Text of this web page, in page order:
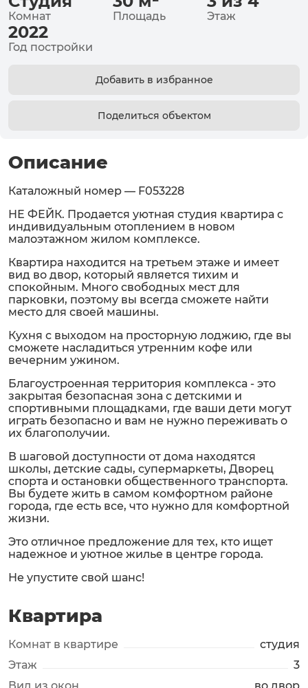
Комнат Площадь Этаж
2022
Год постройки
Добавить в избранное
Поделиться объектом
Описание
Каталожный номер — F053228
НЕ ФЕЙК. Продается уютная студия квартира с
индивидуальным отоплением в новом
малоэтажном жилом комплексе.
Квартира находится на третьем этаже и имеет
вид во двор, который является тихим и
спокойным. Много свободных мест для
парковки, поэтому вы всегда сможете найти
место для своей машины.
Кухня с выходом на просторную лоджию, где вы
сможете насладиться утренним кофе или
вечерним ужином.
Благоустроенная территория комплекса - это
закрытая безопасная зона с детскими и
спортивными площадками, где ваши дети могут
играть безопасно и вам не нужно переживать о
их благополучии.
В шаговой доступности от дома находятся
школы, детские сады, супермаркеты, Дворец
спорта и остановки общественного транспорта.
Вы будете жить в самом комфортном районе
города, где есть все, что нужно для комфортной
жизни.
Это отличное предложение для тех, кто ищет
надежное и уютное жилье в центре города.
Не упустите свой шанс!
Квартира
Комнат в квартире
студия
Этаж
3